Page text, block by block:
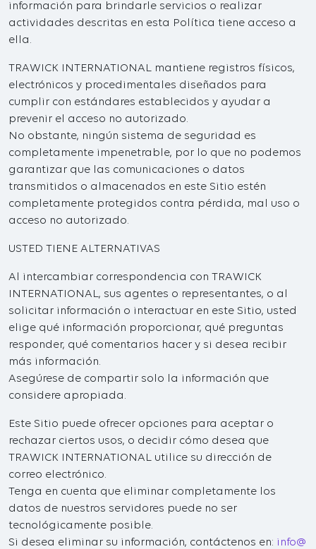
información para brindarle servicios o realizar
actividades descritas en esta Política tiene acceso a
ella.
TRAWICK INTERNATIONAL mantiene registros físicos,
electrónicos y procedimentales diseñados para
cumplir con estándares establecidos y ayudar a
prevenir el acceso no autorizado.
No obstante, ningún sistema de seguridad es
completamente impenetrable, por lo que no podemos
garantizar que las comunicaciones o datos
transmitidos o almacenados en este Sitio estén
completamente protegidos contra pérdida, mal uso o
acceso no autorizado.
USTED TIENE ALTERNATIVAS
Al intercambiar correspondencia con TRAWICK
INTERNATIONAL, sus agentes o representantes, o al
solicitar información o interactuar en este Sitio, usted
elige qué información proporcionar, qué preguntas
responder, qué comentarios hacer y si desea recibir
más información.
Asegúrese de compartir solo la información que
considere apropiada.
Este Sitio puede ofrecer opciones para aceptar o
rechazar ciertos usos, o decidir cómo desea que
TRAWICK INTERNATIONAL utilice su dirección de
correo electrónico.
Tenga en cuenta que eliminar completamente los
datos de nuestros servidores puede no ser
tecnológicamente posible.
Si desea eliminar su información, contáctenos en: info@